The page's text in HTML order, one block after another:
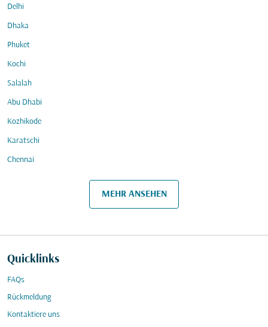
Delhi
Dhaka
Phuket
Kochi
Salalah
Abu Dhabi
Kozhikode
Karatschi
Chennai
MEHR ANSEHEN
Quicklinks
FAQs
Rückmeldung
Kontaktiere uns